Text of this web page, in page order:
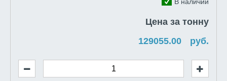
Цена за тонну
руб.